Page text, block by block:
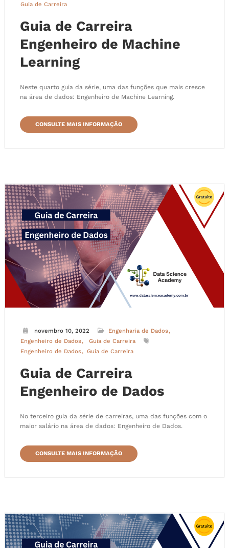
Guia de Carreira
Guia de Carreira
Engenheiro de Machine
Learning
Neste quarto guia da série, uma das funções que mais cresce
na área de dados: Engenheiro de Machine Learning.
CONSULTE MAIS INFORMAÇÃO
novembro 10, 2022
Engenharia de Dados
Engenheiro de Dados
Guia de Carreira
Engenheiro de Dados
Guia de Carreira
Guia de Carreira
Engenheiro de Dados
No terceiro guia da série de carreiras, uma das funções com o
maior salário na área de dados: Engenheiro de Dados.
CONSULTE MAIS INFORMAÇÃO